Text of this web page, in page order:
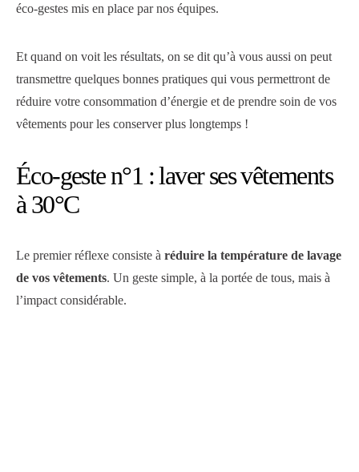
éco-gestes mis en place par nos équipes.
Et quand on voit les résultats, on se dit qu’à vous aussi on peut
transmettre quelques bonnes pratiques qui vous permettront de
réduire votre consommation d’énergie et de prendre soin de vos
vêtements pour les conserver plus longtemps !
Éco-geste n°1 : laver ses vêtements
à 30°C
Le premier réflexe consiste à réduire la température de lavage
de vos vêtements. Un geste simple, à la portée de tous, mais à
l’impact considérable.